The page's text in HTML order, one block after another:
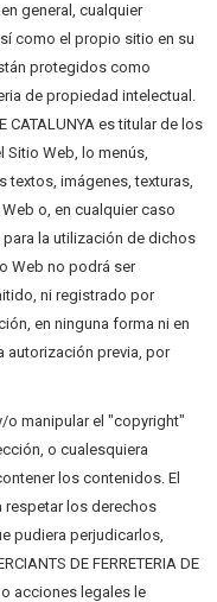
general, cualquier
como el propio sitio en su
protegidos como
de propiedad intelectual.
CATALUNYA es titular de los
Sitio Web, lo menús,
textos, imágenes, texturas,
o, en cualquier caso
la utilización de dichos
Web no podrá ser
ni registrado por
en ninguna forma ni en
autorización previa, por
o manipular el "copyright"
o cualesquiera
los contenidos. El
respetar los derechos
pudiera perjudicarlos,
DE FERRETERIA DE
acciones legales le